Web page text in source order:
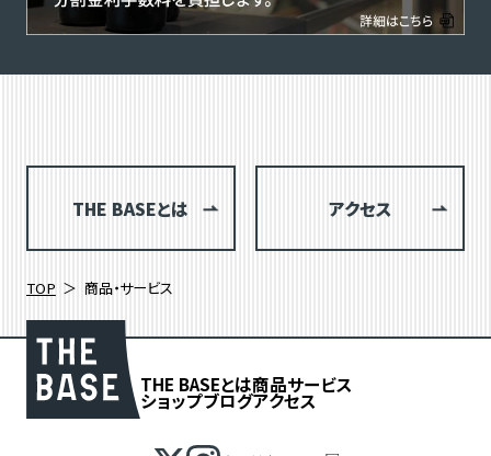
THE BASEとは アクセス
TOP 商品・サービス
THE BASEとは商品サービス
ショップブログアクセス